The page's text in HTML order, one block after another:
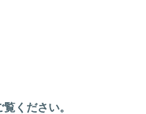
ください。